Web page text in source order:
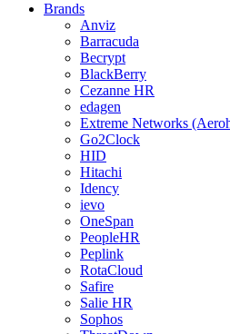
Brands
Anviz
Barracuda
Becrypt
BlackBerry
Cezanne HR
edagen
Extreme Networks
Go2Clock
HID
Hitachi
Idency
ievo
OneSpan
PeopleHR
Peplink
RotaCloud
Safire
Salie HR
Sophos